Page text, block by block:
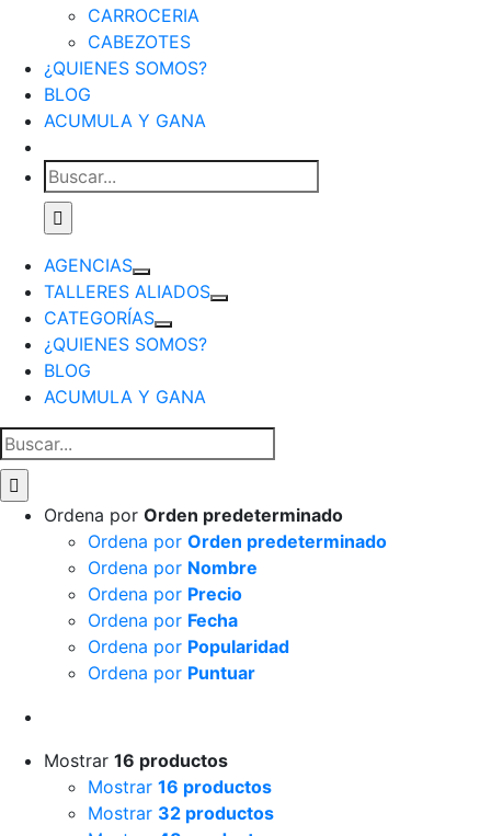
CARROCERIA
CABEZOTES
¿QUIENES SOMOS?
BLOG
ACUMULA Y GANA
Buscar:
AGENCIAS
TALLERES ALIADOS
CATEGORÍAS
¿QUIENES SOMOS?
BLOG
ACUMULA Y GANA
Buscar:
Ordena por Orden predeterminado
Ordena por Orden predeterminado
Ordena por Nombre
Ordena por Precio
Ordena por Fecha
Ordena por Popularidad
Ordena por Puntuar
Mostrar 16 productos
Mostrar 16 productos
Mostrar 32 productos